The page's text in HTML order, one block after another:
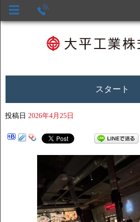
スタート
投稿日 2026年4月25日